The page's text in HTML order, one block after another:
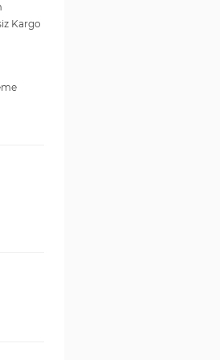
Kargo